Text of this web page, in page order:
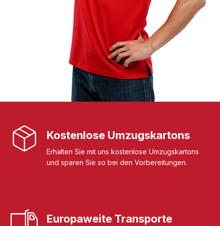
Kostenlose Umzugskartons
Erhalten Sie mit uns kostenlose Umzugskartons
und sparen Sie so bei den Vorbereitungen.
Europaweite Transporte